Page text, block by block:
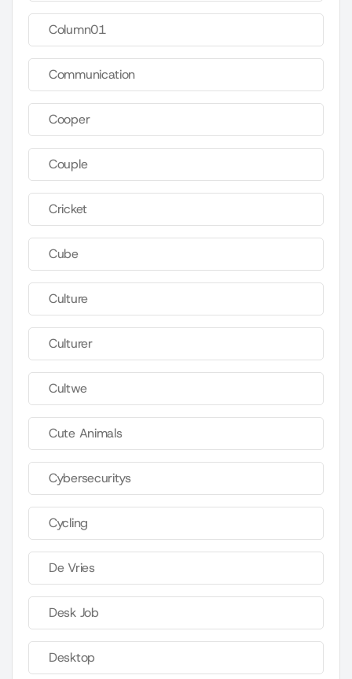
Column01
Communication
Cooper
Couple
Cricket
Cube
Culture
Culturer
Cultwe
Cute Animals
Cybersecuritys
Cycling
De Vries
Desk Job
Desktop